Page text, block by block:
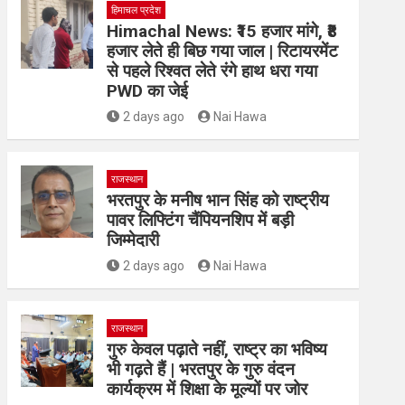
हिमाचल प्रदेश
Himachal News: ₹15 हजार मांगे, ₹8
हजार लेते ही बिछ गया जाल | रिटायरमेंट
से पहले रिश्वत लेते रंगे हाथ धरा गया
PWD का जेई
2 days ago Nai Hawa
राजस्थान
भरतपुर के मनीष भान सिंह को राष्ट्रीय
पावर लिफ्टिंग चैंपियनशिप में बड़ी
जिम्मेदारी
2 days ago Nai Hawa
राजस्थान
गुरु केवल पढ़ाते नहीं, राष्ट्र का भविष्य
भी गढ़ते हैं | भरतपुर के गुरु वंदन
कार्यक्रम में शिक्षा के मूल्यों पर जोर